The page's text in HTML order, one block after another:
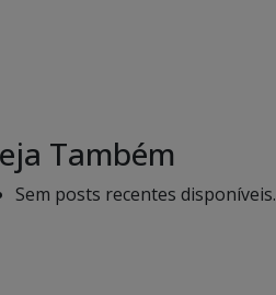
Também
Sem posts recentes disponíveis.